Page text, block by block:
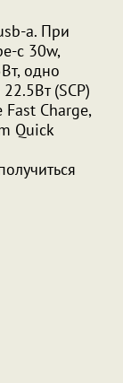
a. При
c 30w,
одно
(SCP)
Charge,
Quick